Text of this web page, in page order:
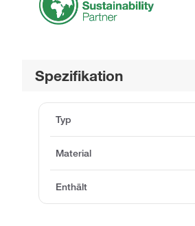
Spezifikation
Typ
Material
Enthält